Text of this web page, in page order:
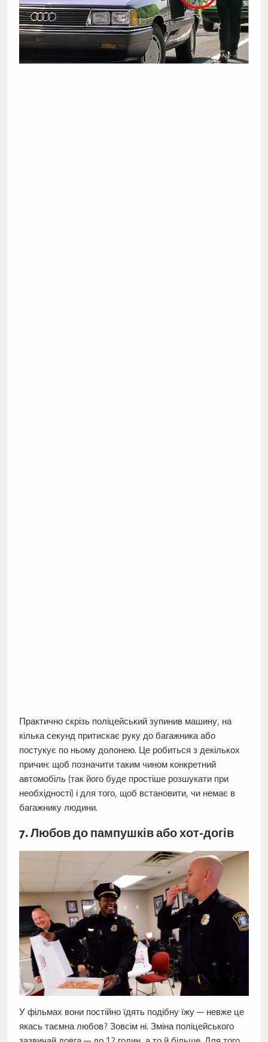
Практично скрізь поліцейський зупинив машину, на
кілька секунд притискає руку до багажника або
постукує по ньому долонею. Це робиться з декількох
причин: щоб позначити таким чином конкретний
автомобіль (так його буде простіше розшукати при
необхідності) і для того, щоб встановити, чи немає в
багажнику людини.
7. Любов до пампушків або хот-догів
У фільмах вони постійно їдять подібну їжу — невже це
якась таємна любов? Зовсім ні. Зміна поліцейського